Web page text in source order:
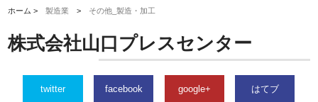
ホーム >製造業 > その他_製造・加工
株式会社山口プレスセンター
twitter facebook google+ はてブ